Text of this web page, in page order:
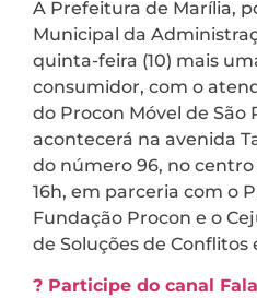
A Prefeitura de Marília,
Municipal da
quinta-feira (10) mais
consumidor, com o
do Procon Móvel de São
acontecerá na avenida
do número 96, no
16h, em parceria com o
Fundação Procon e o
de Soluções de Conflitos
? Participe do canal